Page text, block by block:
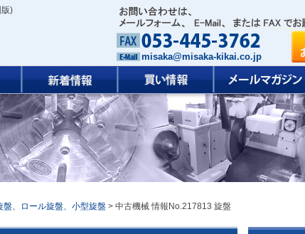
版)
misaka@misaka-kikai.co.jp
盤、ロール旋盤、小型旋盤 > 中古機械 情報No.217813 旋盤